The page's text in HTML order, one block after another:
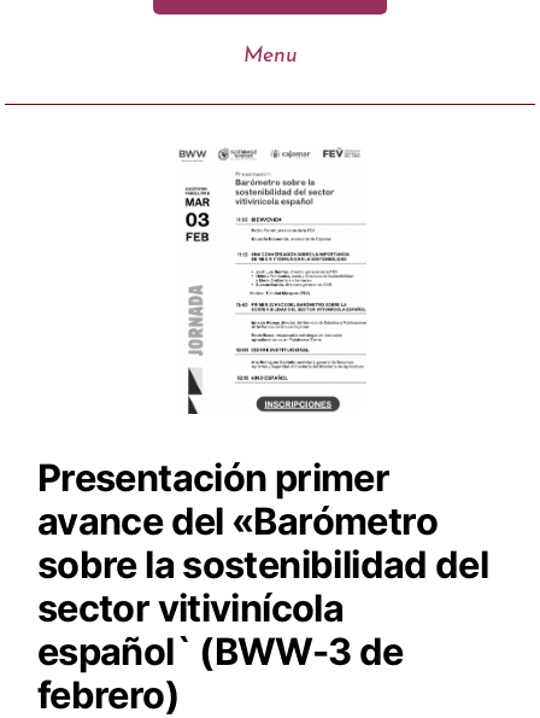
Presentación primer
avance del «Barómetro
sobre la sostenibilidad del
sector vitivinícola
español` (BWW-3 de
febrero)